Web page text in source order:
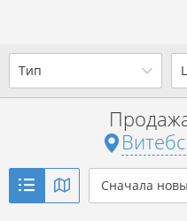
Тип
от
р.
Сначала
Ваш город -
Да